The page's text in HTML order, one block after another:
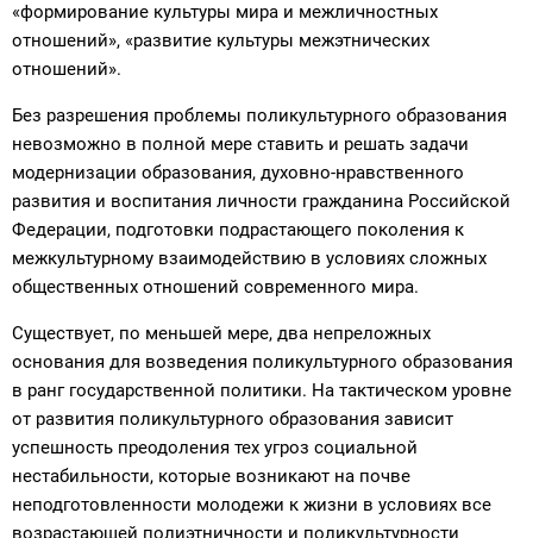
«формирование культуры мира и межличностных
отношений», «развитие культуры межэтнических
отношений».
Без разрешения проблемы поликультурного образования
невозможно в полной мере ставить и решать задачи
модернизации образования, духовно-нравственного
развития и воспитания личности гражданина Российской
Федерации, подготовки подрастающего поколения к
межкультурному взаимодействию в условиях сложных
общественных отношений современного мира.
Существует, по меньшей мере, два непреложных
основания для возведения поликультурного образования
в ранг государственной политики. На тактическом уровне
от развития поликультурного образования зависит
успешность преодоления тех угроз социальной
нестабильности, которые возникают на почве
неподготовленности молодежи к жизни в условиях все
возрастающей полиэтничности и поликультурности